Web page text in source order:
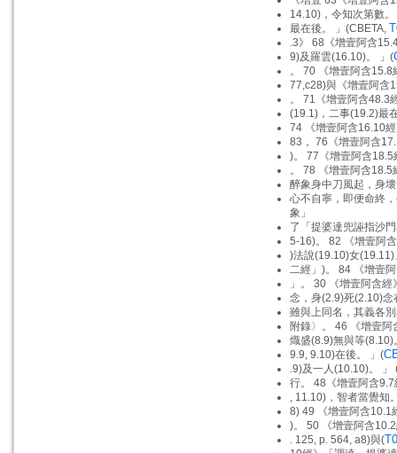
14.10)，令知次第數。
最在後。 」(CBETA,
.3》 68《增壹阿含
9)及羅雲(16.10)。 」(
。 70 《增壹阿含15.8
77,c28)與《增壹阿含
。 71《增壹阿含48.3
(19.1)，二事(19.2)最
74 《增壹阿含16.10
83， 76《增壹阿含
)。 77《增壹阿含18.5
。 78 《增壹阿含18.5
醉象身中刀風起，身
心不自寧，即便命終
象」
了「提婆達兜誣指沙
5-16)。 82 《增壹阿
)法說(19.10)女(19.11)
二經」)。 84 《增壹
」。 30 《增壹阿含經
念，身(2.9)死(2.10)念
雖與上同名，其義各
附錄〉。 46 《增壹阿
熾盛(8.9)無與等(8.10)
9.9, 9.10)在後。 」(
.9)及一人(10.10)。 」
行。 48《增壹阿含9.7
, 11.10)，智者當覺知
8) 49 《增壹阿含10.1
)。 50 《增壹阿含
. 125, p. 564, a8)與(